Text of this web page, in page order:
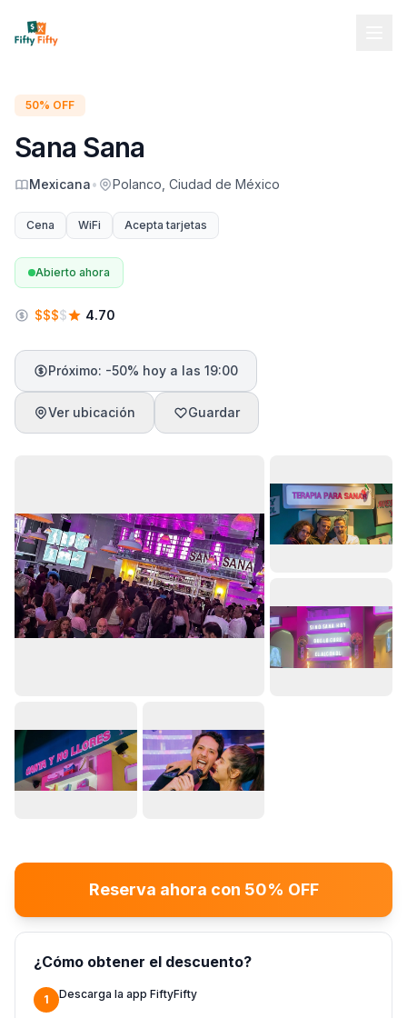
50% OFF
Sana Sana
Mexicana• Polanco, Ciudad de México
Cena WiFi Acepta tarjetas
Abierto ahora
$$$$ 4.70
Próximo: -50% hoy a las 19:00
Ver ubicación Guardar
Reserva ahora con 50% OFF
¿Cómo obtener el descuento?
1 Descarga la app FiftyFifty